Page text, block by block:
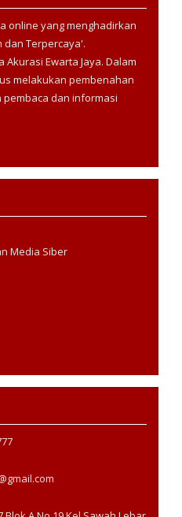
online yang menghadirkan
dan Terpercaya'.
Akurasi Ewarta Jaya. Dalam
melakukan pembenahan
dan informasi
Media Siber